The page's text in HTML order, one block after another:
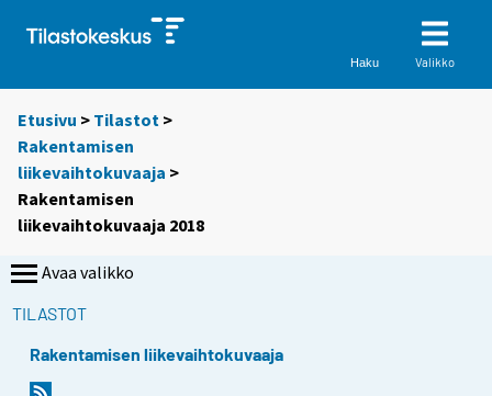
Haku Valikko
Etusivu > Tilastot >
Rakentamisen
liikevaihtokuvaaja >
Rakentamisen
liikevaihtokuvaaja 2018
Avaa valikko
TILASTOT
Rakentamisen liikevaihtokuvaaja